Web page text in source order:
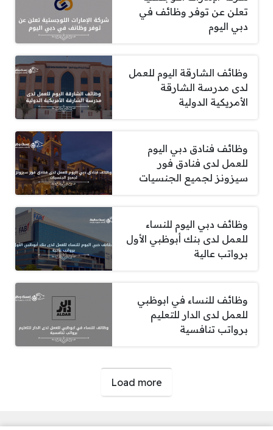
تعلن عن توفر وظائف في
دبي اليوم
وظائف الشارقة اليوم للعمل
لدى مدرسة الشارقة
الأمريكية الدولية
وظائف فنادق دبي اليوم
للعمل لدى فنادق فور
سيزونز لجميع الجنسيات
وظائف دبي اليوم للنساء
للعمل لدى بنك أبوظبي الأول
برواتب عالية
وظائف للنساء في ابوظبي
للعمل لدى الدار للتعليم
برواتب تنافسية
Load more